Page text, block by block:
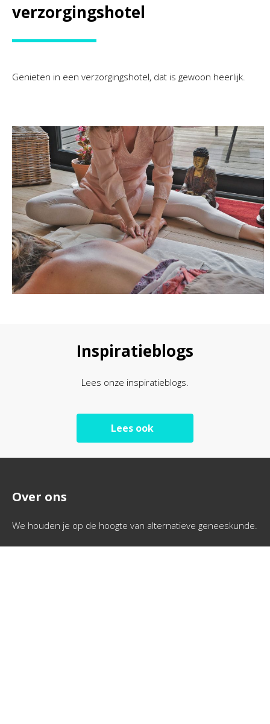
verzorgingshotel
Genieten in een verzorgingshotel, dat is gewoon heerlijk.
Inspiratieblogs
Lees onze inspiratieblogs.
Lees ook
Over ons
We houden je op de hoogte van alternatieve geneeskunde.